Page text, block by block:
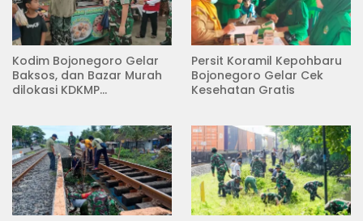
Kodim Bojonegoro Gelar
Baksos, dan Bazar Murah
dilokasi KDKMP
Persit Koramil Kepohbaru
Bojonegoro Gelar Cek
Kesehatan Gratis